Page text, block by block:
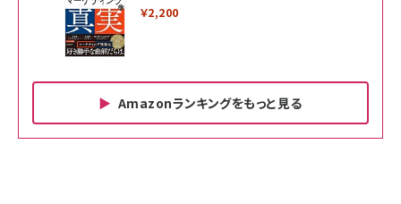
￥2,200
Amazonランキングをもっと見る